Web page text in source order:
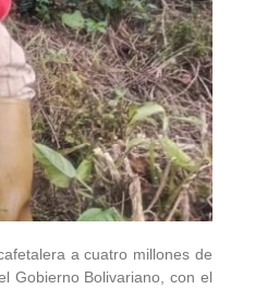
a cuatro millones de
Gobierno Bolivariano, con el